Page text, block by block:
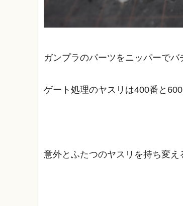
ガンプラのパーツをニッパーで
ゲート処理のヤスリは400番と
意外とふたつのヤスリを持ち変